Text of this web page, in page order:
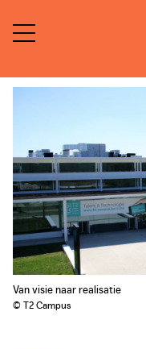
Van visie naar realisatie
© T2 Campus